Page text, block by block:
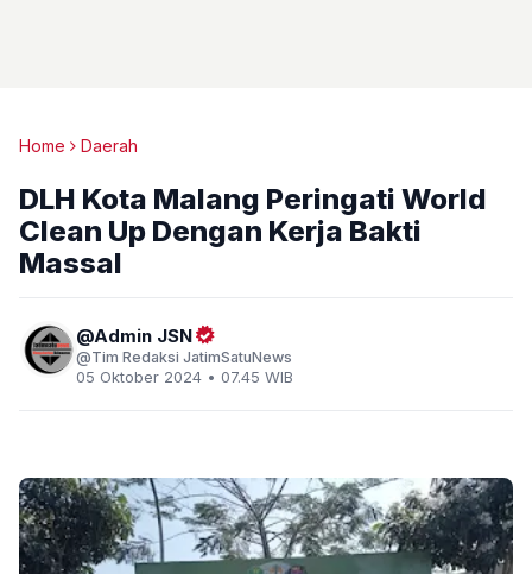
Home Daerah
DLH Kota Malang Peringati World
Clean Up Dengan Kerja Bakti
Massal
Admin JSN
Tim Redaksi JatimSatuNews
05 Oktober 2024 • 07.45 WIB